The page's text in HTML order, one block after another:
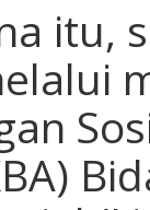
itu,